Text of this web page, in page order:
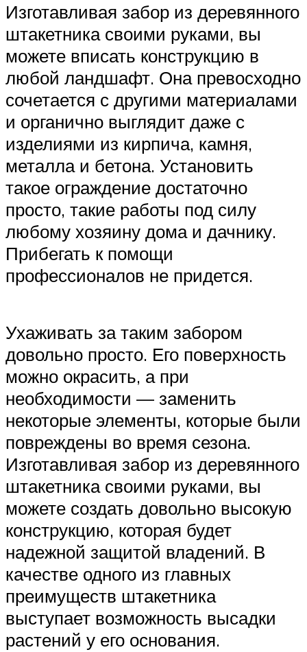
Изготавливая забор из деревянного
штакетника своими руками, вы
можете вписать конструкцию в
любой ландшафт. Она превосходно
сочетается с другими материалами
и органично выглядит даже с
изделиями из кирпича, камня,
металла и бетона. Установить
такое ограждение достаточно
просто, такие работы под силу
любому хозяину дома и дачнику.
Прибегать к помощи
профессионалов не придется.
Ухаживать за таким забором
довольно просто. Его поверхность
можно окрасить, а при
необходимости — заменить
некоторые элементы, которые были
повреждены во время сезона.
Изготавливая забор из деревянного
штакетника своими руками, вы
можете создать довольно высокую
конструкцию, которая будет
надежной защитой владений. В
качестве одного из главных
преимуществ штакетника
выступает возможность высадки
растений у его основания.